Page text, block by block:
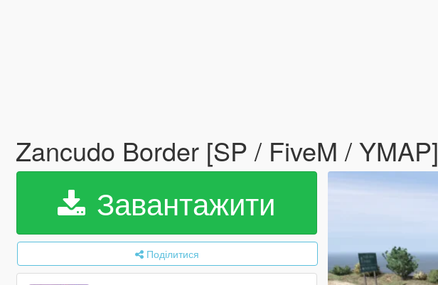
Zancudo Border [SP / FiveM / YMAP]
Завантажити
Поділитися